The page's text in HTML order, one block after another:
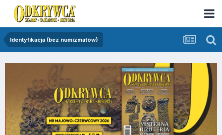
Identyfikacja (bez numizmatów)